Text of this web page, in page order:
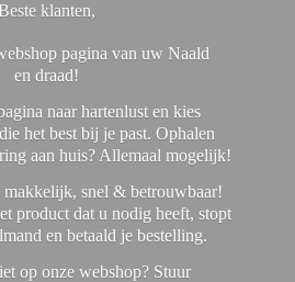
klanten,
pagina van uw Naald
en draad!
naar hartenlust en kies
het best bij je past. Ophalen
aan huis? Allemaal mogelijk!
makkelijk, snel & betrouwbaar!
product dat u nodig heeft, stopt
en betaald je bestelling.
op onze webshop? Stuur